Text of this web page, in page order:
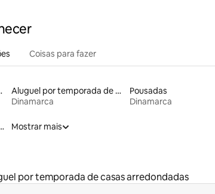
Coisas para fazer
Aluguel por temporada de cabanas de pastor
Dinamarca
Pousadas
Dinamarca
direto a pistas de esqui
Mostrar mais
por temporada de casas arredondadas